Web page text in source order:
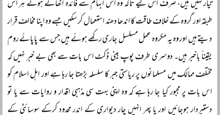
تیار نہیں ہیں، صرف اس لیے تاکہ وہ اس ابہام سے فائدہ اٹھاتے ہوئے ہر اس
طبقہ اور گروہ کے خلاف طاقت کا اندھا دھند استعمال کر سکیں جسے وہ اپنا مخالف قرار
دیتے ہیں اور وہ یہ مکروہ عمل مسلسل جاری رکھے ہوئے ہیں جس سے پاپائے روم
یقیناً باخبر ہیں۔ دوسری طرف پوپ بینی ڈکٹ اس بات سے بھی بے خبر نہیں کہ
مختلف ممالک میں مسلمانوں پر ریاستی جبر کا سلسلہ بڑھتا جا رہا ہے اور اہل اسلام کو
اس بات پر مجبور کیا جا رہا ہے کہ وہ اپنی بہت سی مذہبی اقدار و روایات سے یا تو
دستبردار ہوجائیں اور یا پھر انہیں چار دیواری کے اندر محدود کرکے سوسائٹی کے